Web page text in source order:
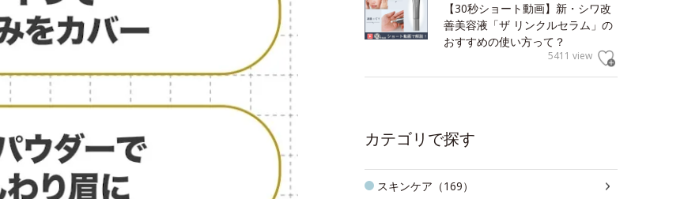
【30秒ショート動画】新・シワ改
善美容液「ザ リンクルセラム」の
おすすめの使い方って？
5411 view
カテゴリで探す
スキンケア（169）